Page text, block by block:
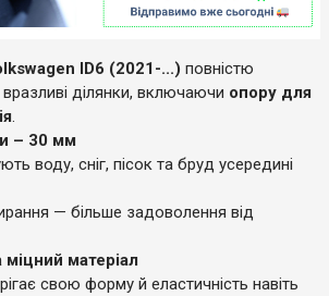
ID6 (2021-...) повністю
ділянки, включаючи опору для
.
– 30 мм
воду, сніг, пісок та бруд усередині
— більше задоволення від
матеріал
свою форму й еластичність навіть